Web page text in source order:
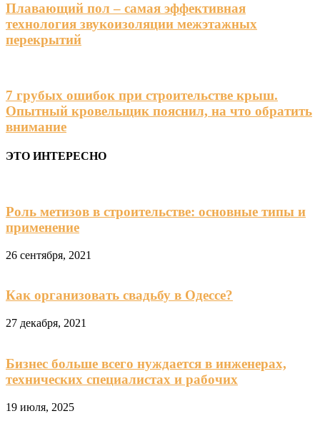
Плавающий пол – самая эффективная
технология звукоизоляции межэтажных
перекрытий
7 грубых ошибок при строительстве крыш.
Опытный кровельщик пояснил, на что обратить
внимание
ЭТО ИНТЕРЕСНО
Роль метизов в строительстве: основные типы и
применение
26 сентября, 2021
Как организовать свадьбу в Одессе?
27 декабря, 2021
Бизнес больше всего нуждается в инженерах,
технических специалистах и рабочих
19 июля, 2025